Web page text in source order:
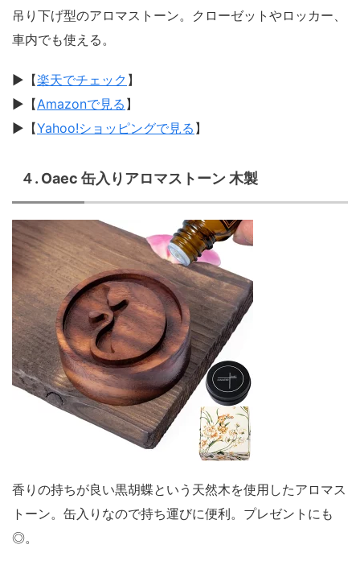
吊り下げ型のアロマストーン。クローゼットやロッカー、
車内でも使える。
▶︎【楽天でチェック 】
▶︎【Amazonで見る 】
▶︎【Yahoo!ショッピングで見る 】
４. Oaec 缶入りアロマストーン 木製
香りの持ちが良い黒胡蝶という天然木を使用したアロマス
トーン。缶入りなので持ち運びに便利。プレゼントにも
◎。